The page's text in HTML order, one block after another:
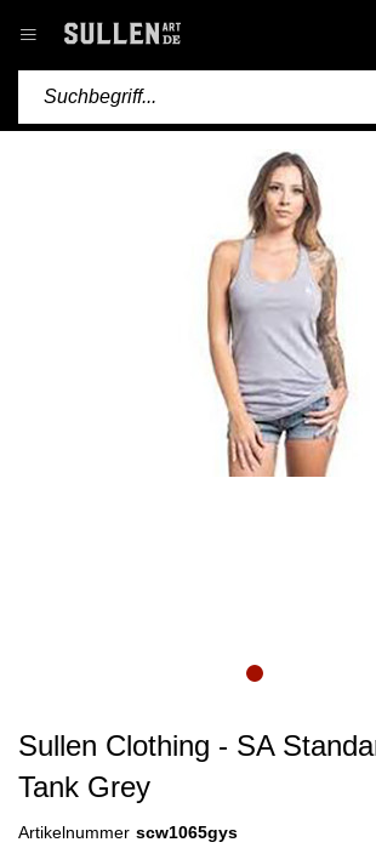
Sullen Clothing - SA
Tank Grey
Artikelnummer scw1065gys